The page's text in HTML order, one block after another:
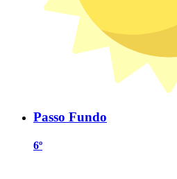
Passo Fundo
6º